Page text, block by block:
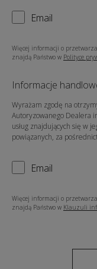
Email
Więcej informacji o
znajdą Państwo w Polityce
Informacje
Wyrażam zgodę na
Autoryzowanego Dealera
usług znajdujących się w
powiązanych, za
Email
Więcej informacji o
znajdą Państwo w Klauzuli